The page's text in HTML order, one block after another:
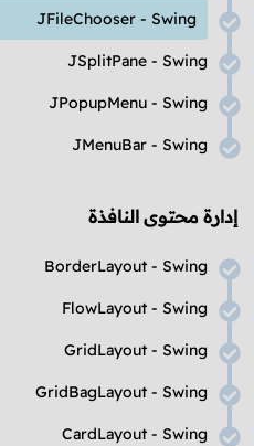
JFileChooser - Swing
JSplitPane - Swing
JPopupMenu - Swing
JMenuBar - Swing
إدارة محتوى النافذة
BorderLayout - Swing
FlowLayout - Swing
GridLayout - Swing
GridBagLayout - Swing
CardLayout - Swing